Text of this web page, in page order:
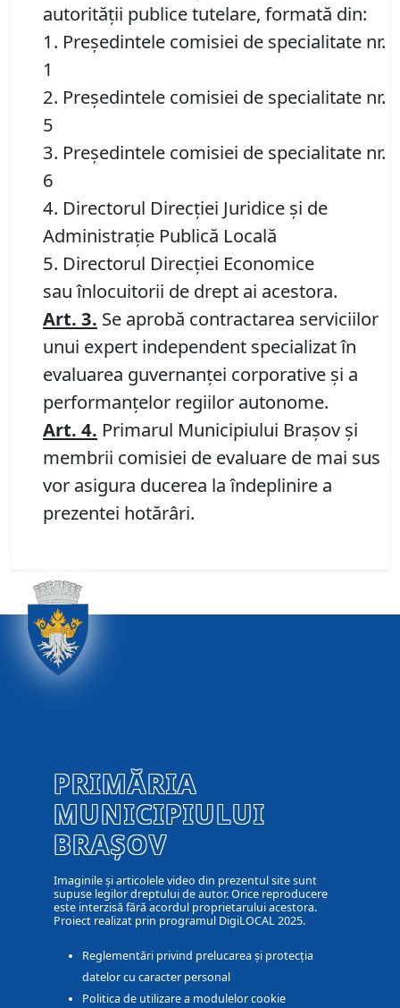
autorităţii publice tutelare, formată din:
1. Preşedintele comisiei de specialitate nr.
1
2. Preşedintele comisiei de specialitate nr.
5
3. Preşedintele comisiei de specialitate nr.
6
4. Directorul Direcţiei Juridice şi de
Administraţie Publică Locală
5. Directorul Direcţiei Economice
sau înlocuitorii de drept ai acestora.
Art. 3. Se aprobă contractarea serviciilor
unui expert independent specializat în
evaluarea guvernanţei corporative şi a
performanţelor regiilor autonome.
Art. 4. Primarul Municipiului Braşov şi
membrii comisiei de evaluare de mai sus
vor asigura ducerea la îndeplinire a
prezentei hotărâri.
PRIMĂRIA
MUNICIPIULUI
BRAȘOV
Imaginile și articolele video din prezentul site sunt
supuse legilor dreptului de autor. Orice reproducere
este interzisă fără acordul proprietarului acestora.
Proiect realizat prin programul DigiLOCAL 2025.
Reglementări privind prelucarea și protecția
datelor cu caracter personal
Politica de utilizare a modulelor cookie